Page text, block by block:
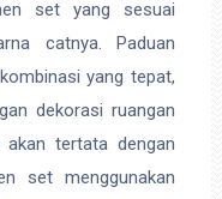
set yang sesuai
catnya. Paduan
yang tepat,
dekorasi ruangan
akan tertata dengan
set menggunakan